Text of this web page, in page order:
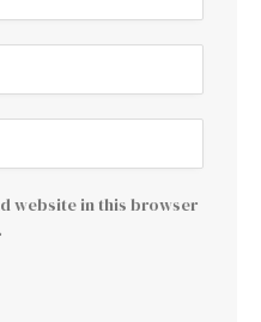
website in this browser